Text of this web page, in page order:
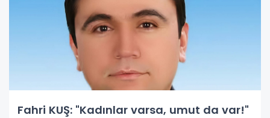
Fahri KUŞ: "Kadınlar varsa, umut da var!"